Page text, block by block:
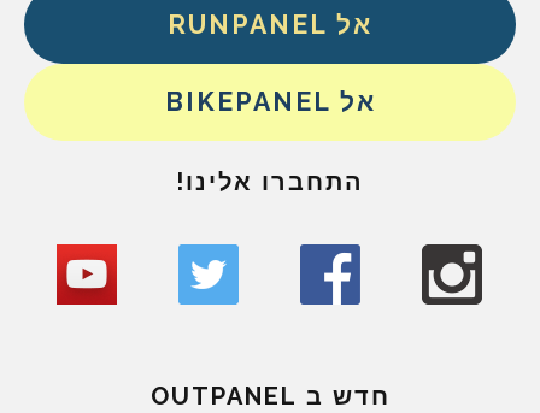
אל RUNPANEL
אל BIKEPANEL
התחברו אלינו!
חדש ב OUTPANEL